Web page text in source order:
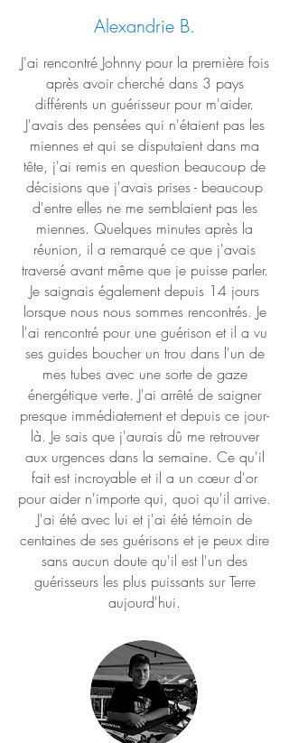
Alexandrie B.
J'ai rencontré Johnny pour la première fois
après avoir cherché dans 3 pays
différents un guérisseur pour m'aider.
J'avais des pensées qui n'étaient pas les
miennes et qui se disputaient dans ma
tête, j'ai remis en question beaucoup de
décisions que j'avais prises - beaucoup
d'entre elles ne me semblaient pas les
miennes. Quelques minutes après la
réunion, il a remarqué ce que j'avais
traversé avant même que je puisse parler.
Je saignais également depuis 14 jours
lorsque nous nous sommes rencontrés. Je
l'ai rencontré pour une guérison et il a vu
ses guides boucher un trou dans l'un de
mes tubes avec une sorte de gaze
énergétique verte. J'ai arrêté de saigner
presque immédiatement et depuis ce jour-
là. Je sais que j'aurais dû me retrouver
aux urgences dans la semaine. Ce qu'il
fait est incroyable et il a un cœur d'or
pour aider n'importe qui, quoi qu'il arrive.
J'ai été avec lui et j'ai été témoin de
centaines de ses guérisons et je peux dire
sans aucun doute qu'il est l'un des
guérisseurs les plus puissants sur Terre
aujourd'hui.